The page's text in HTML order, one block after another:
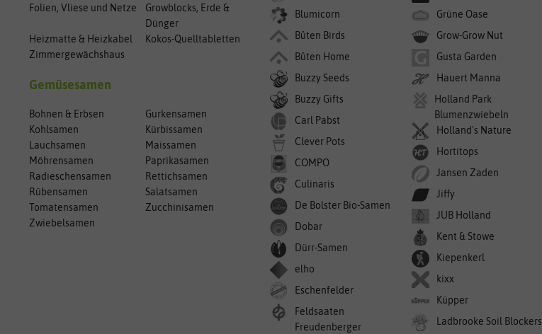
Folien, Vliese und Netze
Growblocks, Erde &
Dünger
Heizmatte & Heizkabel
Kokos-Quelltabletten
Zimmergewächshaus
Gemüsesamen
Bohnen & Erbsen
Gurkensamen
Kohlsamen
Kürbissamen
Lauchsamen
Maissamen
Möhrensamen
Paprikasamen
Radieschensamen
Rettichsamen
Rübensamen
Salatsamen
Tomatensamen
Zucchinisamen
Zwiebelsamen
Blumicorn
Bûten Birds
Bûten Home
Buzzy Seeds
Buzzy Gifts
Carl Pabst
Clever Pots
COMPO
Culinaris
De Bolster Bio-Samen
Dobar
Dürr-Samen
elho
Eschenfelder
Feldsaaten
Freudenberger
Grüne Oase
Grow-Grow Nut
Gusta Garden
Hauert Manna
Holland Park
Blumenzwiebeln
Holland's Nature
Hortitops
Jansen Zaden
Jiffy
JUB Holland
Kent & Stowe
Kiepenkerl
kixx
Küpper
Ladbrooke Soil Blockers